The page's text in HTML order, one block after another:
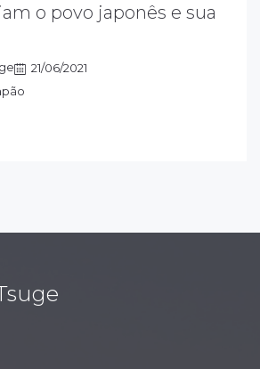
o povo japonês e sua
21/06/2021
criadas datas para
sua história. Em
vale a pena você